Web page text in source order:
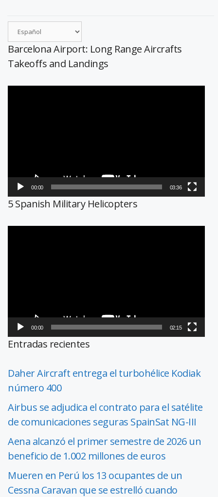
Barcelona Airport: Long Range Aircrafts
Takeoffs and Landings
00:00 03:36
5 Spanish Military Helicopters
00:00 02:15
Entradas recientes
Daher Aircraft entrega el turbohélice Kodiak
número 400
Airbus se adjudica el contrato para el satélite
de comunicaciones seguras SpainSat NG-III
Aena alcanzó el primer semestre de 2026 un
beneficio de 1.002 millones de euros
Mueren en Perú los 13 ocupantes de un
Cessna Caravan que se estrelló cuando